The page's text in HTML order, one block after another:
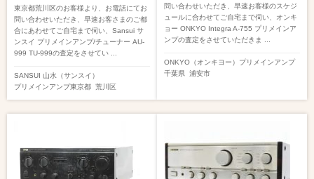
東京都荒川区のお客様より、お電話にてお
問い合わせいただき、早速お客さまのご都
合にあわせてご自宅まで伺い、Sansui サ
ンスイ プリメインアンプ/チューナー AU-
999 TU-999の査定をさせてい ...
SANSUI 山水（サンスイ）
プリメインアンプ東京都 荒川区
問い合わせいただき、早速お客様のスケジ
ュールに合わせてご自宅まで伺い、オンキ
ョー ONKYO Integra A-755 プリメインア
ンプの査定をさせていただきま ...
ONKYO（オンキヨー） プリメインアンプ
千葉県 浦安市